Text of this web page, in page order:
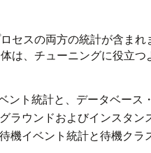
セスの両方の統計が含ま
は、チューニングに役立つ
ント統計と、データベース
ラウンドおよびインスタン
機イベント統計と待機クラ